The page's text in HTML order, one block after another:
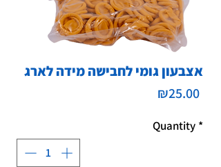
אצבעון גומי לחבישה מידה לארג
₪25.00Price
Quantity *